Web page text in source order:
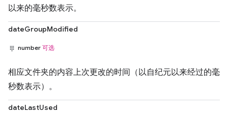
以来的毫秒数表示。
dateGroupModified
number 可选
相应文件夹的内容上次更改的时间（以自纪元以来经过的毫
秒数表示）。
dateLastUsed